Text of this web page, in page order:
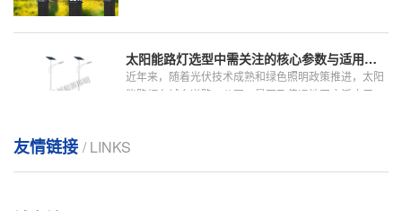
太阳能路灯选型中需关注的核心参数与适用场景分析
能路灯在城乡道路、公园、景区及偏远地区广泛应用。
市场上部分型号因配置合理、性价比高、运行稳定而受
随着绿色能源技术的成熟和节能政策的推进，太阳能路
灯因其无需外接电网、安装灵活、运维成本低等特点，
友情链接 / LINKS